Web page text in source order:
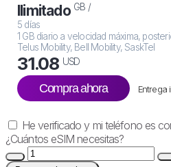
Ilimitado GB /
5 días
1 GB diario a velocidad máxima,
Telus Mobility, Bell Mobility, SaskTel
31.08 USD
Compra ahora Entrega
He verificado y mi teléfono es
¿Cuántos eSIM necesitas?